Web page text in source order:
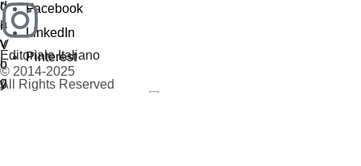
Editoriale Italiano
© 2014-2025
All Rights Reserved
Facebook
LinkedIn
Pinterest